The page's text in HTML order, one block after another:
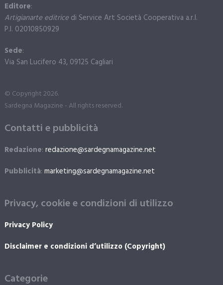
Editore:
Artigianarte editricedi Service Art Società Cooperativa a.r.l.
P.I. 02010850929
Sede:
Via San Lucifero 43, 09125 Cagliari
© Copyright 2026.
Sardegna Magazine - All rights reserved.
Contatti e pubblicità
Redazione: redazione@sardegnamagazine.net
Pubblicità: marketing@sardegnamagazine.net
Privacy, cookie e condizioni di utilizzo
Privacy Policy
Disclaimer e condizioni d’utilizzo (Copyright)
Categorie